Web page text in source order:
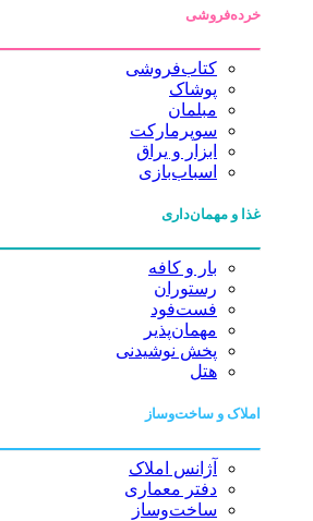
خرده‌فروشی
کتاب‌فروشی
پوشاک
مبلمان
سوپرمارکت
ابزار و یراق
اسباب‌بازی
غذا و مهمان‌داری
بار و کافه
رستوران
فست‌فود
مهمان‌پذیر
پخش نوشیدنی
هتل
املاک و ساخت‌وساز
آژانس املاک
دفتر معماری
ساخت‌وساز